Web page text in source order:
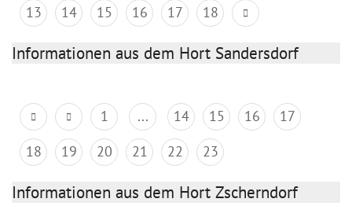
13
14 15 16 17 18
Informationen aus dem Hort Sandersdorf
1 ... 14 15 16
17
18
19 20 21 22 23
Informationen aus dem Hort Zscherndorf